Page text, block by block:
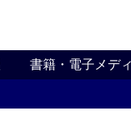
書籍・電子メデ